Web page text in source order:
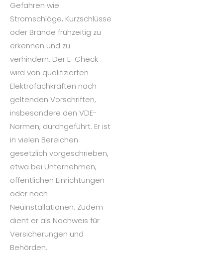
Gefahren wie
Stromschläge, Kurzschlüsse
oder Brände frühzeitig zu
erkennen und zu
verhindern. Der E-Check
wird von qualifizierten
Elektrofachkräften nach
geltenden Vorschriften,
insbesondere den VDE-
Normen, durchgeführt. Er ist
in vielen Bereichen
gesetzlich vorgeschrieben,
etwa bei Unternehmen,
öffentlichen Einrichtungen
oder nach
Neuinstallationen. Zudem
dient er als Nachweis für
Versicherungen und
Behörden.